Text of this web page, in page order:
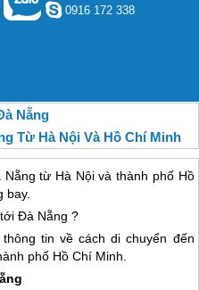
0916 172 338
Nẵng
Từ Hà Nội Và Hồ Chí Minh
từ Hà Nội và thành phố Hồ
bay.
tớiĐà Nẵng ?
tin về cách di chuyển đến
phố Hồ Chí Minh.